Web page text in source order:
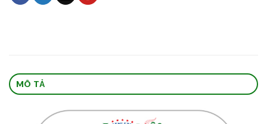
MÔ TẢ